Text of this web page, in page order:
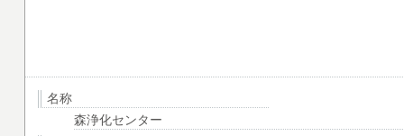
名称
森浄化センター